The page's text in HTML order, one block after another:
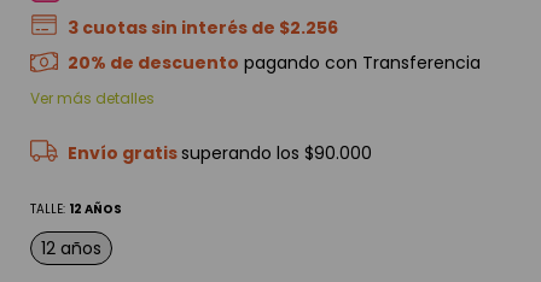
3 cuotas sin interés de $2.256
20% de descuento pagando con Transferencia
Ver más detalles
Envío gratissuperando los$90.000
TALLE: 12 AÑOS
12 años